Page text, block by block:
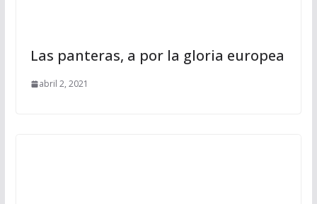
Las panteras, a por la gloria europea
abril 2, 2021